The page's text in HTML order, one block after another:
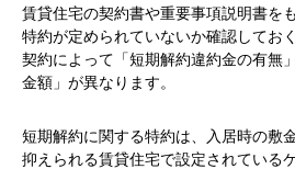
賃貸住宅の契約書や重要事項説明書を
特約が定められていないか確認してお
契約によって「短期解約違約金の有無
金額」が異なります。
短期解約に関する特約は、入居時の敷
抑えられる賃貸住宅で設定されている